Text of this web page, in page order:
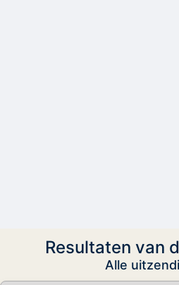
Resultaten van
Alle